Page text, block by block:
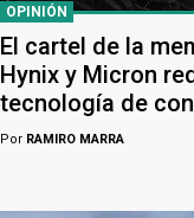
OPINIÓN
El cartel de la
Hynix y Micron
tecnología de
Por RAMIRO MARRA